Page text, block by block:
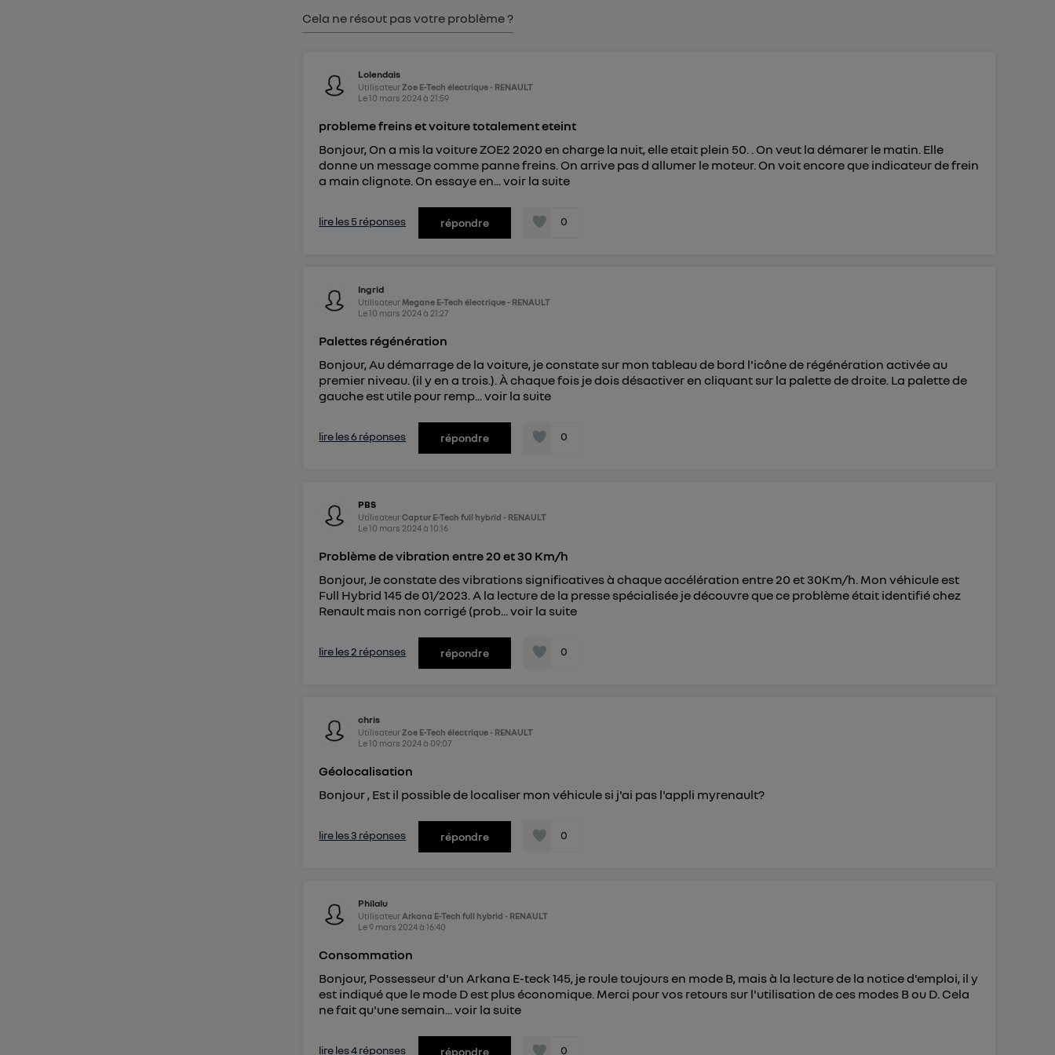
Cela ne résout pas votre problème ?
Lolendais
UtilisateurZoe E-Tech électrique - RENAULT
Le10 mars 2024à 21:59
probleme freins et voiture totalement eteint
Bonjour, On a mis la voiture ZOE2 2020 en charge la nuit, elle etait plein 50. . On veut la démarer le matin. Elle
donne un message comme panne freins. On arrive pas d allumer le moteur. On voit encore que indicateur de frein
a main clignote. On essaye en...voir la suite
lire les 5 réponses répondre 0
Ingrid
Utilisateur Megane E-Tech électrique - RENAULT
Le10 mars 2024à 21:27
Palettes régénération
Bonjour, Au démarrage de la voiture, je constate sur mon tableau de bord l'icône de régénération activée au
premier niveau. (il y en a trois.). À chaque fois je dois désactiver en cliquant sur la palette de droite. La palette de
gauche est utile pour remp...voir la suite
lire les 6 réponses répondre 0
PBS
UtilisateurCaptur E-Tech full hybrid - RENAULT
Le10 mars 2024à10:16
Problème de vibration entre 20 et 30 Km/h
Bonjour, Je constate des vibrations significatives à chaque accélération entre 20 et 30Km/h. Mon véhicule est
Full Hybrid 145 de 01/2023. A la lecture de la presse spécialisée je découvre que ce problème était identifié chez
Renault mais non corrigé (prob...voir la suite
lire les 2 réponses répondre 0
chris
UtilisateurZoe E-Tech électrique - RENAULT
Le10 mars 2024à 09:07
Géolocalisation
Bonjour , Est il possible de localiser mon véhicule si j'ai pas l'appli myrenault?
lire les 3 réponses répondre 0
Philalu
Utilisateur Arkana E-Tech full hybrid - RENAULT
Le9 mars 2024à16:40
Consommation
Bonjour, Possesseur d'un Arkana E-teck 145, je roule toujours en mode B, mais à la lecture de la notice d'emploi, il y
est indiqué que le mode D est plus économique. Merci pour vos retours sur l'utilisation de ces modes B ou D. Cela
ne fait qu'une semain...voir la suite
lire les 4 réponses répondre 0
") ou via la page « gérer Utiq » en bas de ce site. Pour plus